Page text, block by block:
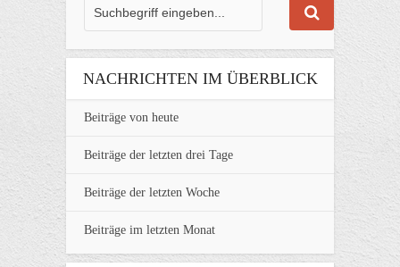
NACHRICHTEN IM ÜBERBLICK
Beiträge von heute
Beiträge der letzten drei Tage
Beiträge der letzten Woche
Beiträge im letzten Monat